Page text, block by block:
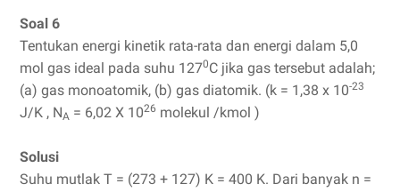
Soal 6
Tentukan energi kinetik rata-rata dan energi dalam 5,0
mol gas ideal pada suhu 1270C jika gas tersebut adalah;
(a) gas monoatomik, (b) gas diatomik. (k = 1,38 x 10-23
J/K , NA = 6,02 X 1026 molekul /kmol )
Solusi
Suhu mutlak T = (273 + 127) K = 400 K. Dari banyak n =